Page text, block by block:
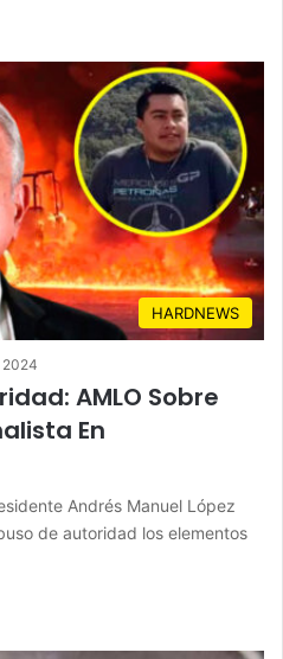
HARDNEWS
2024
AMLO Sobre
En
Andrés Manuel López
de autoridad los elementos